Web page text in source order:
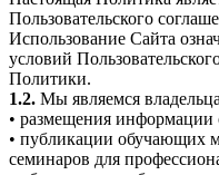
Пользовательского
Использование Сайта
условий
Политики.
1.2. Мы являемся
• размещения
• публикации обучающих
семинаров для